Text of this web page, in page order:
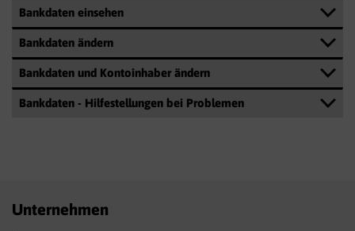
Bankdaten einsehen
Bankdaten ändern
Bankdaten und Kontoinhaber ändern
Bankdaten - Hilfestellungen bei Problemen
Unternehmen